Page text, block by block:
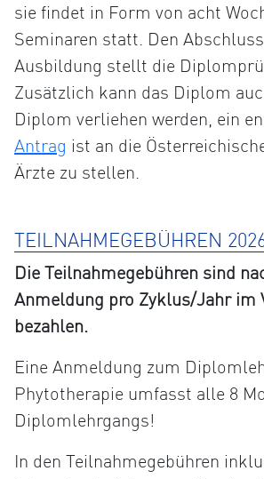
sie findet in Form von acht
Seminaren statt. Den
Ausbildung stellt die
Zusätzlich kann das Diplom
Diplom verliehen werden, ein
Antrag ist an die
Ärzte zu stellen.
TEILNAHMEGEBÜHREN
Die Teilnahmegebühren sind
Anmeldung pro Zyklus/Jahr im
bezahlen.
Eine Anmeldung zum
Phytotherapie umfasst alle 8
Diplomlehrgangs!
In den Teilnahmegebühren